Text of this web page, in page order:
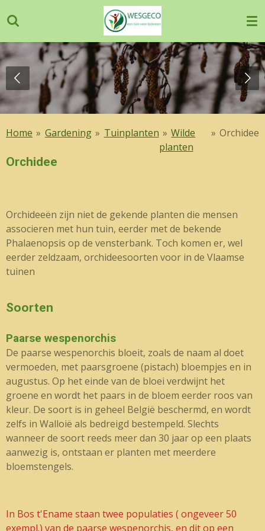
direct
naar
de
hoofdinhoud
Home » Gardening » Tuinplanten » Wilde
planten
» Orchidee
Orchidee
Orchideeën zijn niet de gekende planten die mensen
associeren met hun tuin, eerder met de bekende
Phalaenopsis op de vensterbank. Toch komen er, wel
eerder zeldzaam, orchideesoorten voor in de Vlaamse
tuinen
Soorten
Paarse wespenorchis
De paarse wespenorchis bloeit, zoals de naam al doet
vermoeden, met paarsgroene (pistach) bloempjes en in
augustus. Op het einde van de bloei verdwijnt het
groene en wordt het paars in de bloem eerder roos van
kleur. De soort is in geheel België beschermd, en wordt
zelfs in Walloië als bedreigd bestempeld. Slechts
wanneer de soort reeds meer dan 30 jaar op een plaats
aanwezig is, ontstaan er planten met meerdere
bloemstengels.
In Bos t'Ename staan twee populaties ( ongeveer 50
exempl.) van de paarse wespenorchis, en dit op een